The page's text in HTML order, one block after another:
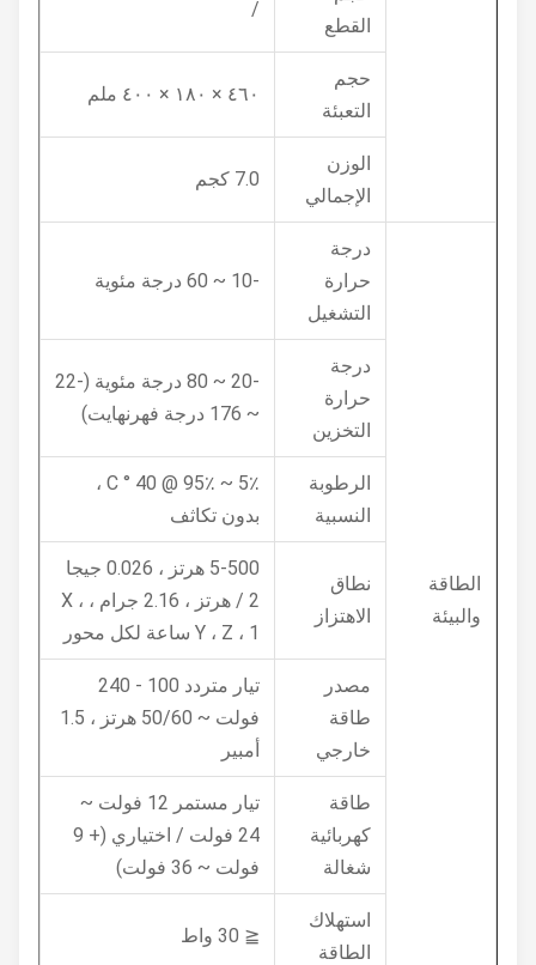
القطع
التعبئة
الوزن
الإجمالي
الطاقة
والبيئة
درجة
حرارة
التشغيل
درجة
حرارة
التخزين
-20 ~ 80 درجة مئوية (-22
الرطوبة
النسبية
5٪ ~ 95٪ @ 40 ° C ،
بدون تكاثف
نطاق
الاهتزاز
5-500 هرتز ، 0.026 جيجا
2 / هرتز ، 2.16 جرام ، X ،
Y ، Z ، 1 ساعة لكل محور
مصدر
طاقة
خارجي
تيار متردد 100 - 240
فولت ~ 50/60 هرتز ، 1.5
طاقة
كهربائية
شغالة
تيار مستمر 12 فولت ~
24 فولت / اختياري (+ 9
فولت ~ 36 فولت)
استهلاك
الطاقة